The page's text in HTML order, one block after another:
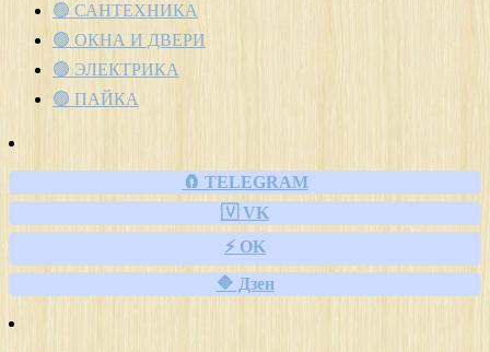
🟢 САНТЕХНИКА
🟢 ОКНА И ДВЕРИ
🟢 ЭЛЕКТРИКА
🟢 ПАЙКА
🧲 TELEGRAM
🇻 VK
⚡ OK
🔷 Дзен